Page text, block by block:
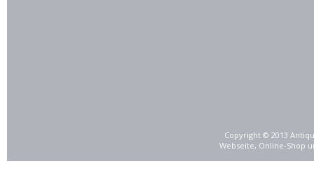
Copyright © 2013
Webseite, Online-Shop